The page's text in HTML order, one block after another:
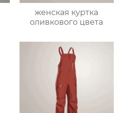
женская куртка
оливкового цвета